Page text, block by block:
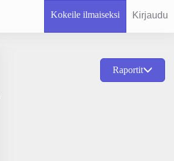
Kokeile ilmaiseksi Kirjaudu
Raportit